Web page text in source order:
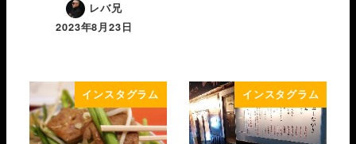
レバ兄
2023年8月23日
インスタグラム インスタグラム